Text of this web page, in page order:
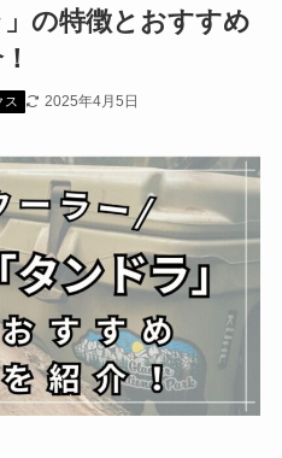
の特徴とおすすめ
ス 2025年4月5日